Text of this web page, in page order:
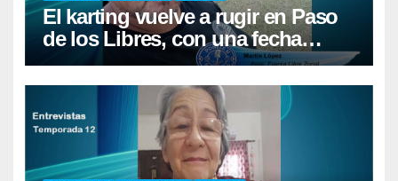
El karting vuelve a rugir en Paso
de los Libres, con una fecha
récord de pilotos